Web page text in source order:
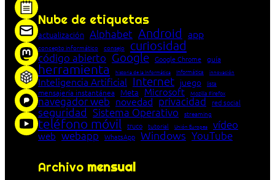
Nube de etiquetas
actualización Alphabet Android app
concepto informático consejo curiosidad
código abierto Google Google Chrome guía
herramienta historia de la Informática Informática innovación
Inteligencia Artificial Internet juego lista
mensajería instantánea Meta Microsoft Mozilla Firefox
navegador web novedad privacidad red social
seguridad Sistema Operativo streaming
teléfono móvil truco tutorial Unión Europea vídeo
web webapp WhatsApp Windows YouTube
Archivo mensual